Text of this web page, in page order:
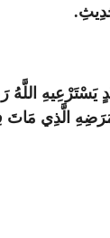
اللَّهُ
الَّذِي مَاتَ